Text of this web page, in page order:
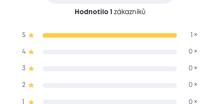
Hodnotilo 1 zákazníků
5 1 ×
4 0 ×
3 0 ×
2 0 ×
0 ×